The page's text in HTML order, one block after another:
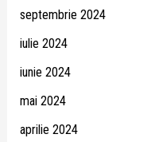
septembrie 2024
iulie 2024
iunie 2024
mai 2024
aprilie 2024